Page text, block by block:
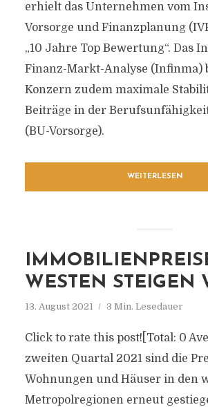
erhielt das Unternehmen vom
Vorsorge und Finanzplanung
„10 Jahre Top Bewertung“. Das
Finanz-Markt-Analyse (Infinma)
Konzern zudem maximale
Beiträge in der
(BU-Vorsorge).
WEITERLESEN
WESTEN STEIGEN
13. August 2021 3 Min. Lesedauer
Click to rate this post![Total: 0
zweiten Quartal 2021 sind die
Wohnungen und Häuser in den
Metropolregionen erneut